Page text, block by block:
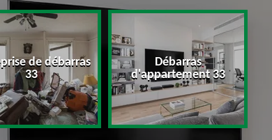
de débarras
33
Débarras
d'appartement 33